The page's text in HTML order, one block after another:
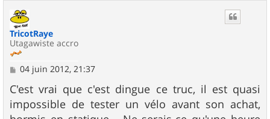
TricotRaye
Utagawiste accro
M
s
s
a
g
04 juin 2012, 21:37
C'est vrai que c'est dingue ce truc, il est quasi
impossible de tester un vélo avant son achat,